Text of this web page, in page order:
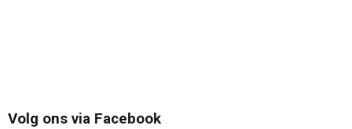
Volg ons via Facebook